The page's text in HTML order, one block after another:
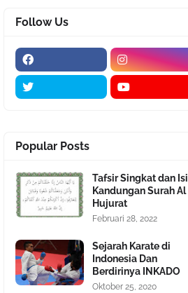
Follow Us
Popular Posts
Tafsir Singkat dan Isi
Kandungan Surah Al
Hujurat
Februari 28, 2022
Sejarah Karate di
Indonesia Dan
Berdirinya INKADO
Oktober 25, 2020